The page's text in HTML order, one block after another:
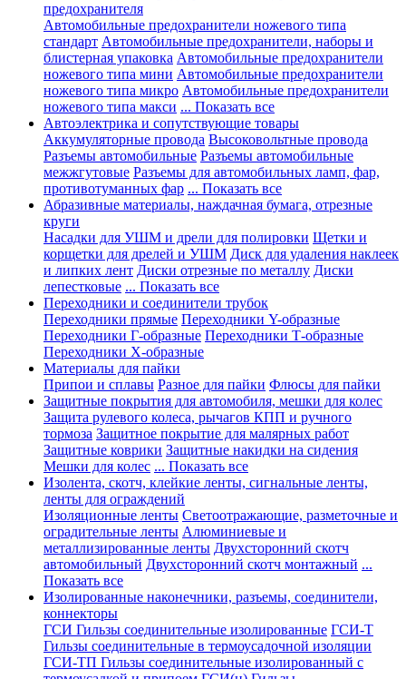
предохранителя
Автомобильные предохранители ножевого типа
стандарт Автомобильные предохранители, наборы и
блистерная упаковка Автомобильные предохранители
ножевого типа мини Автомобильные предохранители
ножевого типа микро Автомобильные предохранители
ножевого типа макси ... Показать все
Автоэлектрика и сопутствующие товары
Аккумуляторные провода Высоковольтные провода
Разъемы автомобильные Разъемы автомобильные
межжгутовые Разъемы для автомобильных ламп, фар,
противотуманных фар ... Показать все
Абразивные материалы, наждачная бумага, отрезные
круги
Насадки для УШМ и дрели для полировки Щетки и
корщетки для дрелей и УШМ Диск для удаления наклеек
и липких лент Диски отрезные по металлу Диски
лепестковые ... Показать все
Переходники и соединители трубок
Переходники прямые Переходники Y-образные
Переходники Г-образные Переходники Т-образные
Переходники Х-образные
Материалы для пайки
Припои и сплавы Разное для пайки Флюсы для пайки
Защитные покрытия для автомобиля, мешки для колес
Защита рулевого колеса, рычагов КПП и ручного
тормоза Защитное покрытие для малярных работ
Защитные коврики Защитные накидки на сидения
Мешки для колес ... Показать все
Изолента, скотч, клейкие ленты, сигнальные ленты,
ленты для ограждений
Изоляционные ленты Светоотражающие, разметочные и
оградительные ленты Алюминиевые и
металлизированные ленты Двухсторонний скотч
автомобильный Двухсторонний скотч монтажный ...
Показать все
Изолированные наконечники, разъемы, соединители,
коннекторы
ГСИ Гильзы соединительные изолированные ГСИ-Т
Гильзы соединительные в термоусадочной изоляции
ГСИ-ТП Гильзы соединительные изолированный с